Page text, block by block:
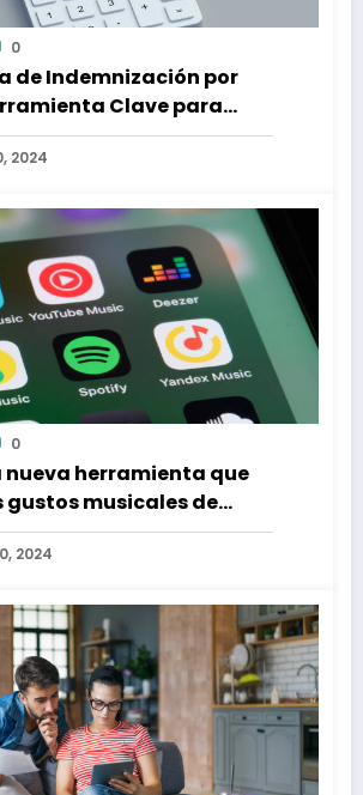
0
de Indemnización por
Clave para
Derechos Laborales
2024
0
nueva herramienta que
musicales de
en tu zona
2024